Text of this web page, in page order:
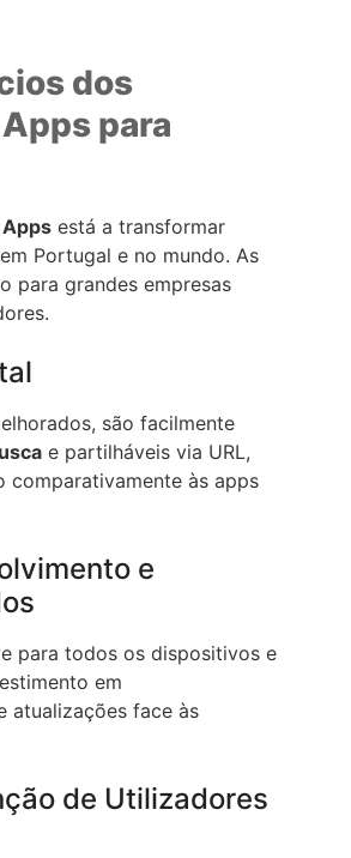
dos
para
está a transformar
Portugal e no mundo. As
para grandes empresas
são facilmente
e partilháveis via URL,
comparativamente às apps
e
para todos os dispositivos e
em
atualizações face às
de Utilizadores